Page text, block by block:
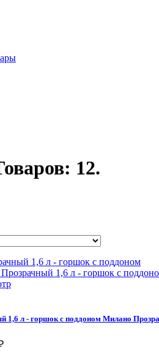
12.
1,6 л - горшок с поддоном Милано